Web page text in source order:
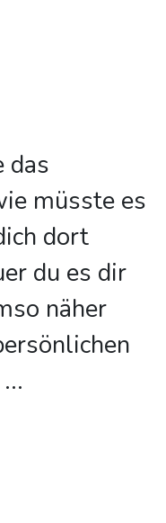
das
müsste es
dort
du es dir
näher
...